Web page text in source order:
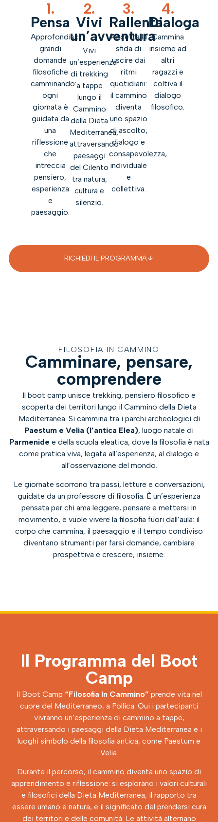
1.
Pensa
Approfondisci
grandi
domande
filosofiche
camminando:
ogni
giornata è
guidata da
una
riflessione
che
intreccia
pensiero,
esperienza
e
paesaggio.
2.
Vivi
un’avventura
Vivi
un’esperienza
di trekking
a tappe
lungo il
Cammino
della Dieta
Mediterranea,
attraversando
paesaggi
del Cilento
tra natura,
cultura e
silenzio.
3.
Rallenta
Accetta la
sfida di
uscire dai
ritmi
quotidiani:
il cammino
diventa
uno spazio
di ascolto,
dialogo e
consapevolezza,
individuale
e
collettiva.
4.
Dialoga
Cammina
insieme ad
altri
ragazzi e
coltiva il
dialogo
filosofico.
RICHIEDI IL PROGRAMMA
FILOSOFIA IN CAMMINO
Camminare, pensare,
comprendere
Il boot camp unisce trekking, pensiero filosofico e
scoperta dei territori lungo il Cammino della Dieta
Mediterranea. Si cammina tra i parchi archeologici di
Paestum e Velia (l’antica Elea), luogo natale di
Parmenide e della scuola eleatica, dove la filosofia è nata
come pratica viva, legata all’esperienza, al dialogo e
all’osservazione del mondo.
Le giornate scorrono tra passi, letture e conversazioni,
guidate da un professore di filosofia. È un’esperienza
pensata per chi ama leggere, pensare e mettersi in
movimento, e vuole vivere la filosofia fuori dall’aula: il
corpo che cammina, il paesaggio e il tempo condiviso
diventano strumenti per farsi domande, cambiare
prospettiva e crescere, insieme.
Il Programma del Boot
Camp
Il Boot Camp “Filosofia In Cammino” prende vita nel
cuore del Mediterraneo, a Pollica. Qui i partecipanti
vivranno un’esperienza di cammino a tappe,
attraversando i paesaggi della Dieta Mediterranea e i
luoghi simbolo della filosofia antica, come Paestum e
Velia.
Durante il percorso, il cammino diventa uno spazio di
apprendimento e riflessione: si esplorano i valori culturali
e filosofici della Dieta Mediterranea, il rapporto tra
essere umano e natura, e il significato del prendersi cura
dei territori e delle comunità. Le attività alternano